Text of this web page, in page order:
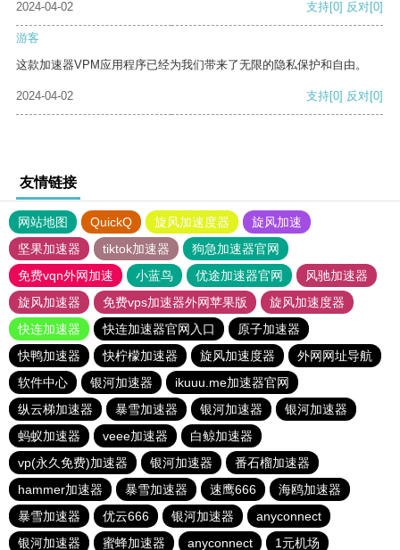
2024-04-02
支持[0] 反对[0]
游客
这款加速器VPM应用程序已经为我们带来了无限的隐私保护和自由。
2024-04-02 支持[0] 反对[0]
友情链接
网站地图 QuickQ 旋风加速度器
旋风加速
坚果加速器
tiktok加速器
狗急加速器官网
免费vqn外网加速
小蓝鸟 优途加速器官网
风驰加速器
旋风加速器
免费vps加速器外网苹果版
旋风加速度器
快连加速器
快连加速器官网入口
原子加速器
快鸭加速器
快柠檬加速器 旋风加速度器
外网网址导航
软件中心
银河加速器
ikuuu.me加速器官网
纵云梯加速器
暴雪加速器 银河加速器
银河加速器
蚂蚁加速器
veee加速器
白鲸加速器
vp(永久免费)加速器
银河加速器
番石榴加速器
hammer加速器
暴雪加速器 速鹰666
海鸥加速器
暴雪加速器
优云666 银河加速器
anyconnect
银河加速器
蜜蜂加速器 anyconnect 1元机场